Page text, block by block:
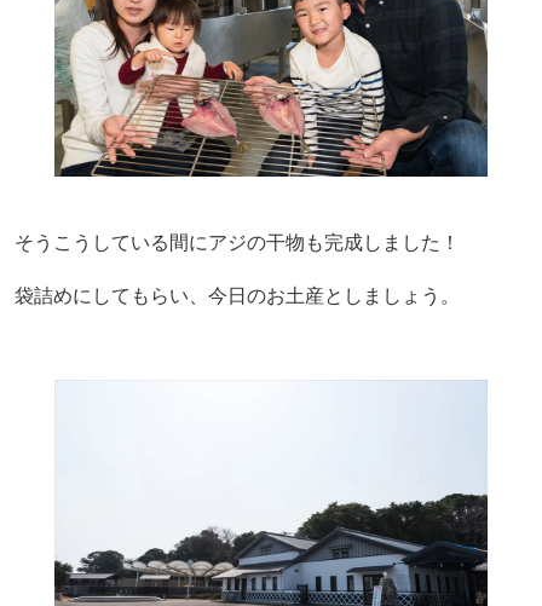
そうこうしている間にアジの干物も完成しました！
袋詰めにしてもらい、今日のお土産としましょう。